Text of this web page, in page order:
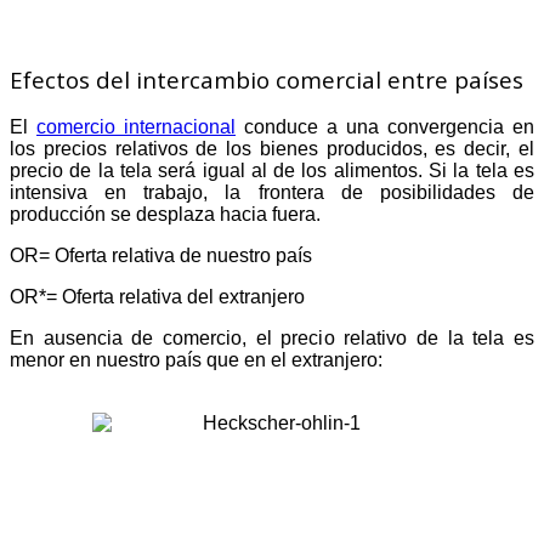
Efectos del intercambio comercial entre países
El comercio internacional
conduce a una convergencia en
los precios relativos de los bie­nes producidos, es decir, el
precio de la tela será igual al de los alimentos. Si la tela es
intensiva en trabajo, la frontera de posibilidades de
producción se desplaza hacia fuera.
OR= Oferta relativa de nuestro país
OR*= Oferta relativa del extranjero
En ausencia de comercio, el precio relativo de la tela es
menor en nuestro país que en el extranjero: